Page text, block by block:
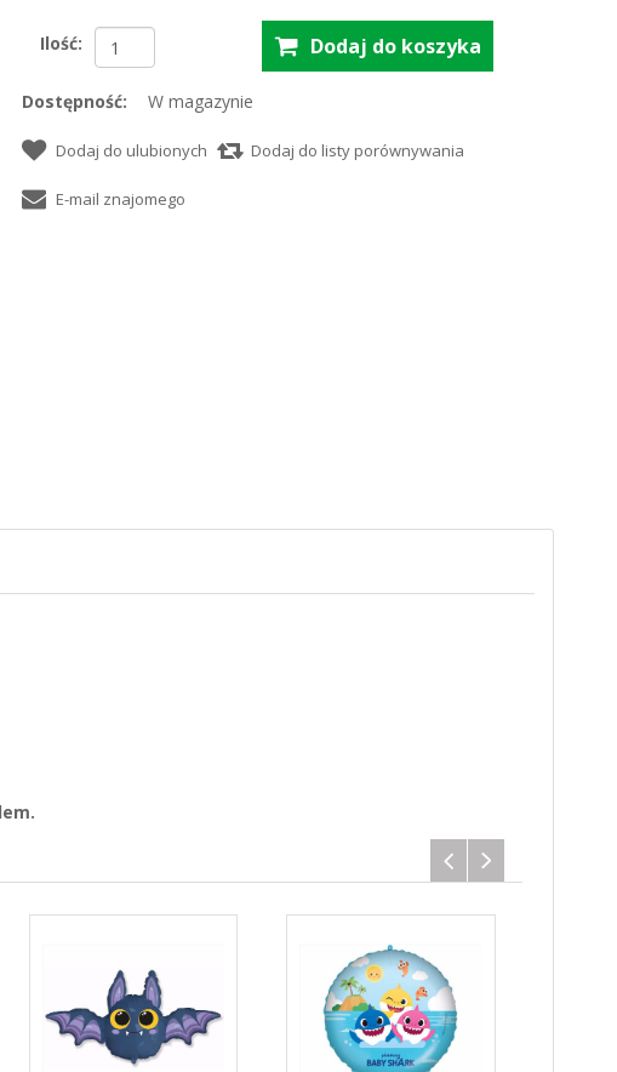
Ilość:
Dostępność: W magazynie